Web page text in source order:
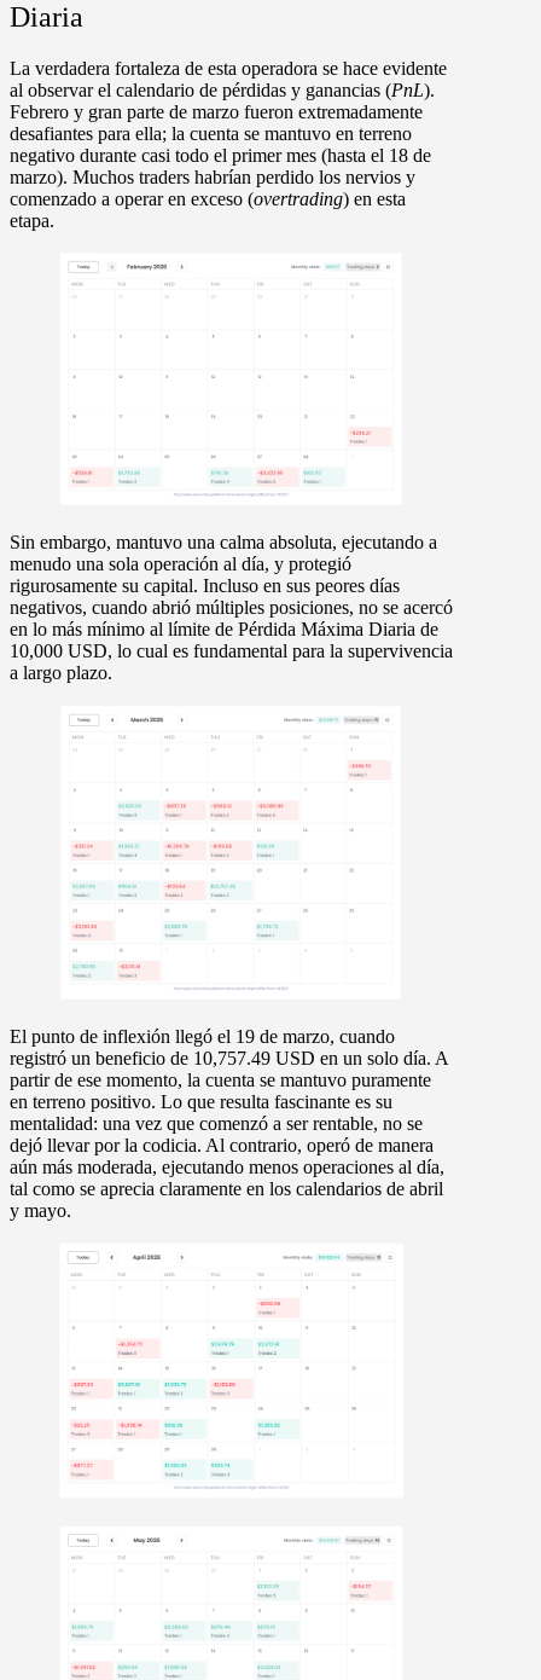
Diaria
La verdadera fortaleza de esta operadora se hace evidente
al observar el calendario de pérdidas y ganancias (PnL).
Febrero y gran parte de marzo fueron extremadamente
desafiantes para ella; la cuenta se mantuvo en terreno
negativo durante casi todo el primer mes (hasta el 18 de
marzo). Muchos traders habrían perdido los nervios y
comenzado a operar en exceso (overtrading) en esta
etapa.
Sin embargo, mantuvo una calma absoluta, ejecutando a
menudo una sola operación al día, y protegió
rigurosamente su capital. Incluso en sus peores días
negativos, cuando abrió múltiples posiciones, no se acercó
en lo más mínimo al límite de Pérdida Máxima Diaria de
10,000 USD, lo cual es fundamental para la supervivencia
a largo plazo.
El punto de inflexión llegó el 19 de marzo, cuando
registró un beneficio de 10,757.49 USD en un solo día. A
partir de ese momento, la cuenta se mantuvo puramente
en terreno positivo. Lo que resulta fascinante es su
mentalidad: una vez que comenzó a ser rentable, no se
dejó llevar por la codicia. Al contrario, operó de manera
aún más moderada, ejecutando menos operaciones al día,
tal como se aprecia claramente en los calendarios de abril
y mayo.